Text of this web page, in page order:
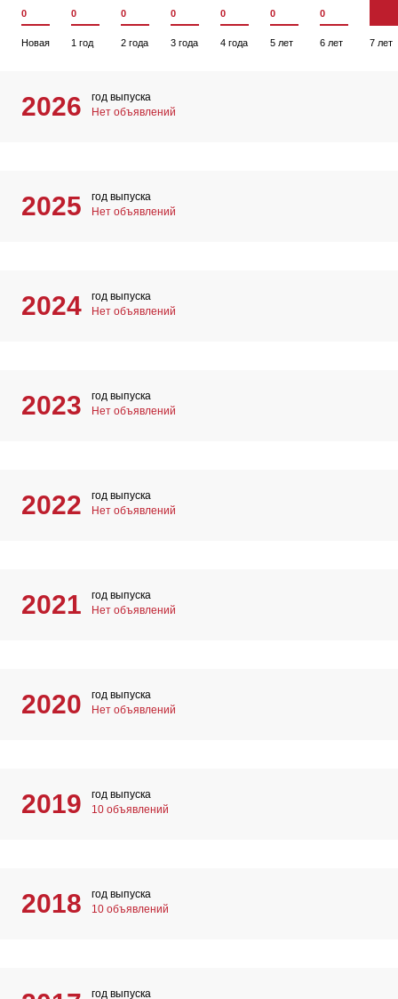
0
Новая
0
1 год
0
2 года
0
3 года
0
4 года
0
5 лет
0
6 лет 7 лет
2026
год выпуска
Нет объявлений
2025
год выпуска
Нет объявлений
2024
год выпуска
Нет объявлений
2023
год выпуска
Нет объявлений
2022
год выпуска
Нет объявлений
2021
год выпуска
Нет объявлений
2020
год выпуска
Нет объявлений
2019
год выпуска
10 объявлений
2018
год выпуска
10 объявлений
год выпуска